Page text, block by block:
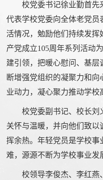
校党委书记徐业勤首先
代表学校党委向全体老党
活情况，勉励他们持续发
产党成立105周年系列活动
建引领，把暖心慰问、基
断增强党组织的凝聚力和
业动力，凝心聚力推动学校
校党委副书记、校长刘
关怀与温暖，并向他们致
挥余热。年轻党员是学校
难，源源不断为学校事业发
校领导李俊杰、李红燕